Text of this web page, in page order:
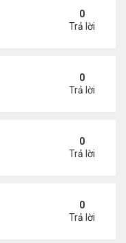
- 10/8/21
0
Trả lời
10/1/21
0
Trả lời
10/1/21
0
Trả lời
9/24/21
0
Trả lời